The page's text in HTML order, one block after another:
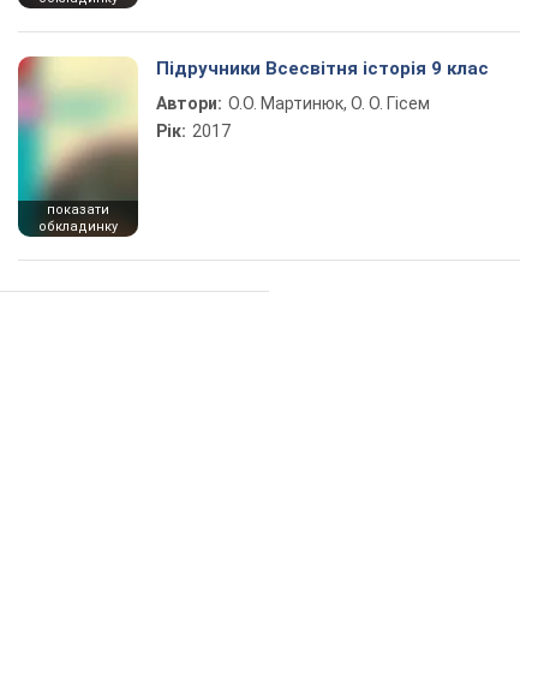
показати
обкладинку
Підручники Всесвітня історія 9 клас
Автори: О.О. Мартинюк, О. О. Гісем
Рік: 2017